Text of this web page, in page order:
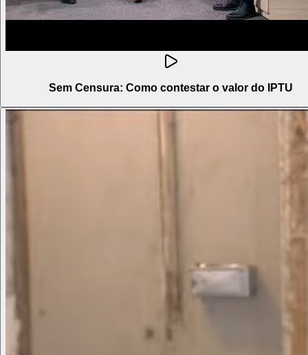
Sem Censura: Como contestar o valor do IPTU